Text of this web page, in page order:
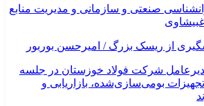
صنعتی و سازمانی و مدیریت منابع
از ریسک بزرگ / امیرحسن بوربور
شرکت فولاد خوزستان در جلسه
بومی‌سازی‌شده، بازاریابی و